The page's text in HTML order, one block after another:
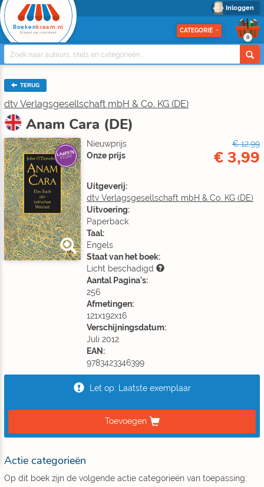
Inloggen
Boeken kraam.nl
Stapel op voordeel CATEGORIE
0
TERUG
dtv Verlagsgesellschaft mbH & Co. KG (DE)
Anam Cara (DE)
LAATSTE
STUKS
Nieuwprijs
€ 12,99
Onze prijs
€ 3,99
Uitgeverij:
dtv Verlagsgesellschaft mbH & Co. KG (DE)
Uitvoering:
Paperback
Taal:
Engels
Staat van het boek:
Licht beschadigd
Aantal Pagina's:
256
Afmetingen:
121x192x16
Verschijningsdatum:
Juli 2012
EAN:
9783423346399
Let op: Laatste exemplaar
Toevoegen
Actie categorieën
Op dit boek zijn de volgende actie categorieën van toepassing: